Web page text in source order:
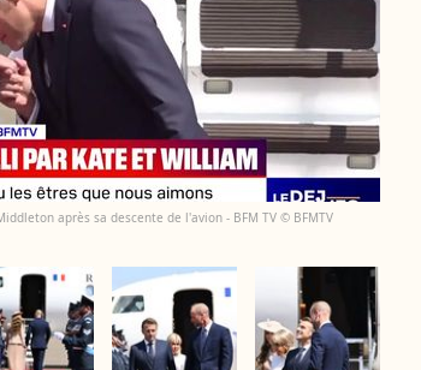
après sa descente de l'avion - BFM TV © BFMTV